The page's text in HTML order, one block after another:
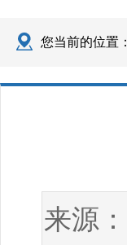
您当前的位置：
来源：